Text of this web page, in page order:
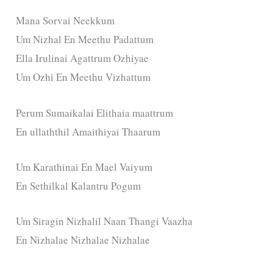
Mana Sorvai Neekkum
Um Nizhal En Meethu Padattum
Ella Irulinai Agattrum Ozhiyae
Um Ozhi En Meethu Vizhattum
Perum Sumaikalai Elithaia maattrum
En ullaththil Amaithiyai Thaarum
Um Karathinai En Mael Vaiyum
En Sethilkal Kalantru Pogum
Um Siragin Nizhalil Naan Thangi Vaazha
En Nizhalae Nizhalae Nizhalae